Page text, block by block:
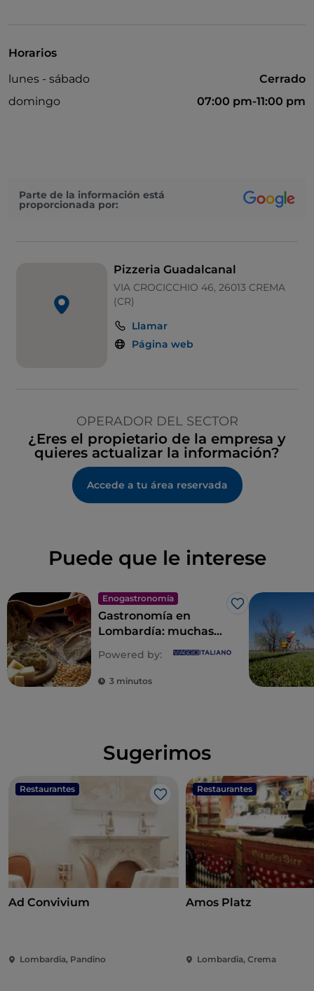
Horarios
lunes - sábado
Cerrado
domingo
07:00 pm-11:00 pm
Parte de la información está
proporcionada por:
Pizzeria Guadalcanal
VIA CROCICCHIO 46, 26013 CREMA
(CR)
Llamar
Página web
OPERADOR DEL SECTOR
¿Eres el propietario de la empresa y
quieres actualizar la información?
Accede a tu área reservada
Puede que le interese
Enogastronomía
Me gusta
Gastronomía en
Lombardía: muchas
almas para un
derroche de sabores
Powered by:
3 minutos
Sugerimos
Restaurantes
Me gusta
Ad Convivium
Lombardia, Pandino
Restaurantes
Amos Platz
Lombardia, Crema